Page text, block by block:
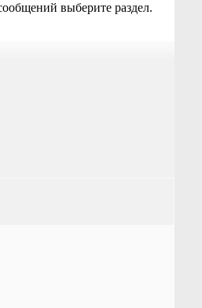
выберите раздел.